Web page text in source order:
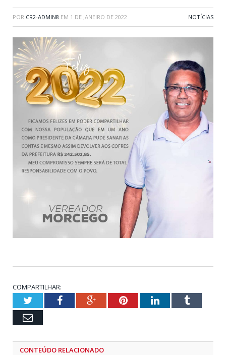
POR CR2-ADMIN8 EM 1 DE JANEIRO DE 2022 NOTÍCIAS
COMPARTILHAR:
TwitterFacebookGoogle+PinterestLinkedInTumblr
Email
CONTEÚDO RELACIONADO